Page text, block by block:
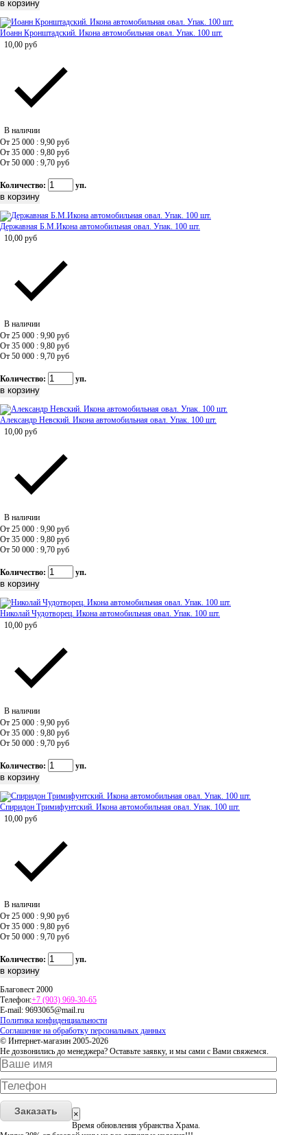
Иоанн Кронштадский. Икона автомобильная овал. Упак. 100 шт.
10,00 руб
В наличии
От 25 000 : 9,90 руб
От 35 000 : 9,80 руб
От 50 000 : 9,70 руб
Количество: уп.
Державная Б.М.Икона автомобильная овал. Упак. 100 шт.
10,00 руб
В наличии
От 25 000 : 9,90 руб
От 35 000 : 9,80 руб
От 50 000 : 9,70 руб
Количество: уп.
Александр Невский. Икона автомобильная овал. Упак. 100 шт.
10,00 руб
В наличии
От 25 000 : 9,90 руб
От 35 000 : 9,80 руб
От 50 000 : 9,70 руб
Количество: уп.
Николай Чудотворец. Икона автомобильная овал. Упак. 100 шт.
10,00 руб
В наличии
От 25 000 : 9,90 руб
От 35 000 : 9,80 руб
От 50 000 : 9,70 руб
Количество: уп.
Спиридон Тримифунтский. Икона автомобильная овал. Упак. 100 шт.
10,00 руб
В наличии
От 25 000 : 9,90 руб
От 35 000 : 9,80 руб
От 50 000 : 9,70 руб
Количество: уп.
Благовест 2000
Телефон:+7 (903) 969-30-65
E-mail: 9693065@mail.ru
Политика конфиденциальности
Соглашение на обработку персональных данных
© Интернет-магазин 2005-2026
Не дозвонились до менеджера? Оставьте заявку, и мы сами с Вами свяжемся.
Заказать ×
Время обновления убранства Храма.